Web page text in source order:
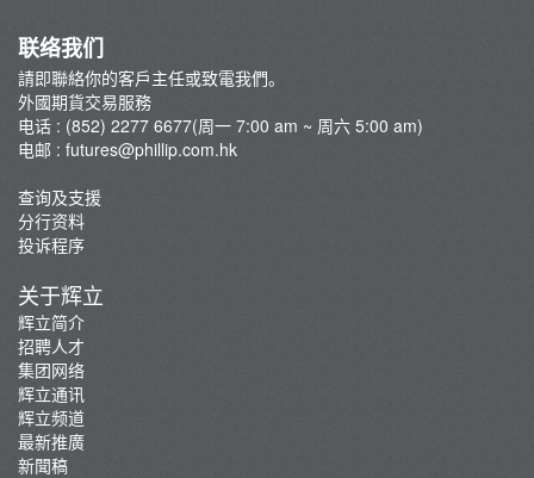
指数期货
外汇期货
外国期货买卖
外国市况/商品期货评论
重要通知
最新推广
芝商所新闻
期货应用程序界面(API)
环球期权买卖简介
存款/提款/账户转账
联络我们
請即聯絡你的客戶主任或致電我們。
外國期貨交易服務
电话 : (852) 2277 6677(周一 7:00 am ~ 周六 5:00 am)
电邮 : futures@phillip.com.hk
查询及支援
分行资料
投诉程序
关于辉立
辉立简介
招聘人才
集团网络
辉立通讯
辉立频道
最新推廣
新聞稿